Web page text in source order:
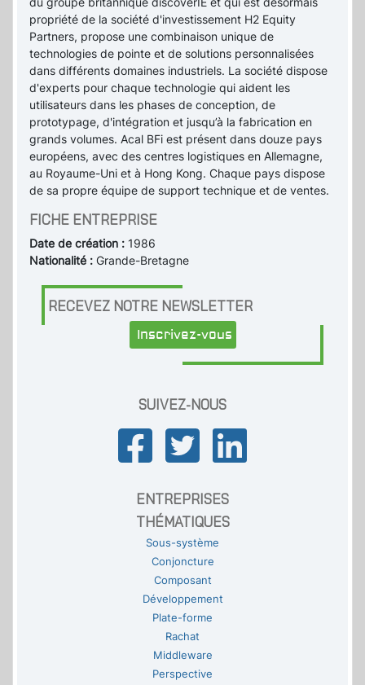
propriété de la société d'investissement H2 Equity
Partners, propose une combinaison unique de
technologies de pointe et de solutions personnalisées
dans différents domaines industriels. La société dispose
d'experts pour chaque technologie qui aident les
utilisateurs dans les phases de conception, de
prototypage, d'intégration et jusqu’à la fabrication en
grands volumes. Acal BFi est présent dans douze pays
européens, avec des centres logistiques en Allemagne,
au Royaume-Uni et à Hong Kong. Chaque pays dispose
de sa propre équipe de support technique et de ventes.
FICHE ENTREPRISE
Date de création : 1986
Nationalité : Grande-Bretagne
RECEVEZ NOTRE NEWSLETTER
Inscrivez-vous
SUIVEZ-NOUS
ENTREPRISES
THÉMATIQUES
Sous-système
Conjoncture
Composant
Développement
Plate-forme
Rachat
Middleware
Perspective